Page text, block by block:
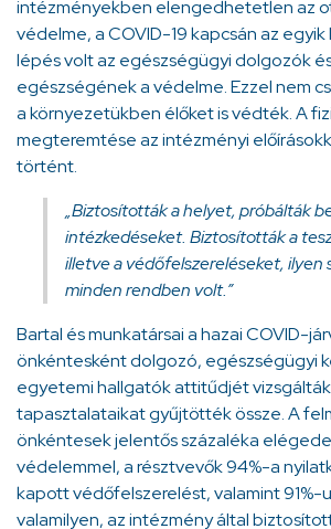
intézményekben elengedhetetlen az
védelme, a COVID-19 kapcsán az
lépés volt az egészségügyi dolgozók
egészségének a védelme. Ezzel nem
a környezetükben élőket is védték. A
megteremtése az intézményi
történt.
„Biztosították a helyet, próbálták
intézkedéseket. Biztosították a
illetve a védőfelszereléseket, ilyen
minden rendben volt.”
Bartal és munkatársai a hazai COVID-
önkéntesként dolgozó, egészségügyi
egyetemi hallgatók attitűdjét vizsgálták
tapasztalataikat gyűjtötték össze. A
önkéntesek jelentős százaléka
védelemmel, a résztvevők 94%-a
kapott védőfelszerelést, valamint 91%-
valamilyen, az intézmény által